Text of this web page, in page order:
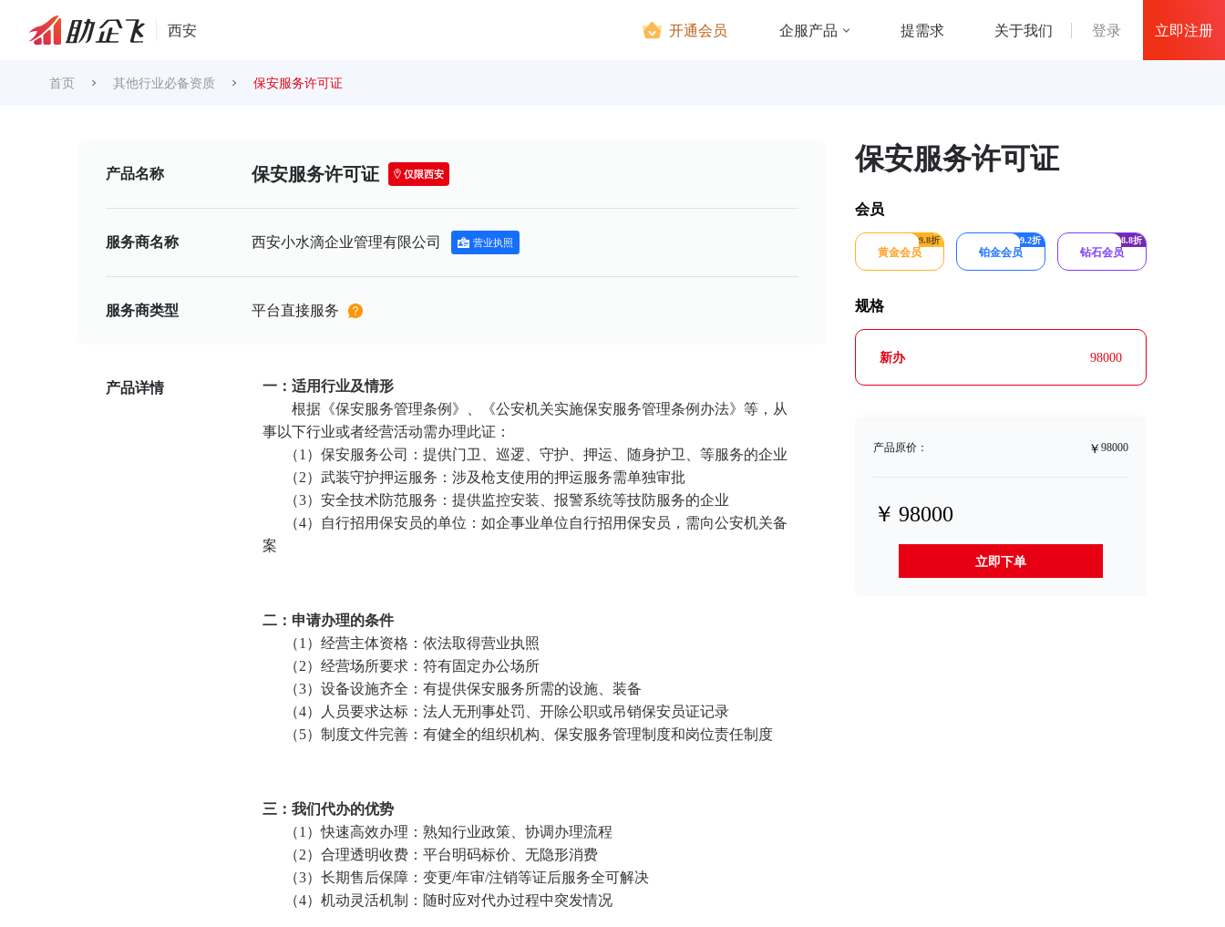
西安 开通会员 企服产品 提需求 关于我们 登录 立即注册
首页 其他行业必备资质 保安服务许可证
产品名称 保安服务许可证 仅限西安
服务商名称 西安小水滴企业管理有限公司 营业执照
服务商类型 平台直接服务
产品详情 一：适用行业及情形
根据《保安服务管理条例》、《公安机关实施保安服务管理条例办法》等，从
事以下行业或者经营活动需办理此证：
（1）保安服务公司：提供门卫、巡逻、守护、押运、随身护卫、等服务的企业
（2）武装守护押运服务：涉及枪支使用的押运服务需单独审批
（3）安全技术防范服务：提供监控安装、报警系统等技防服务的企业
（4）自行招用保安员的单位：如企事业单位自行招用保安员，需向公安机关备
案
二：申请办理的条件
（1）经营主体资格：依法取得营业执照
（2）经营场所要求：符有固定办公场所
（3）设备设施齐全：有提供保安服务所需的设施、装备
（4）人员要求达标：法人无刑事处罚、开除公职或吊销保安员证记录
（5）制度文件完善：有健全的组织机构、保安服务管理制度和岗位责任制度
三：我们代办的优势
（1）快速高效办理：熟知行业政策、协调办理流程
（2）合理透明收费：平台明码标价、无隐形消费
（3）长期售后保障：变更/年审/注销等证后服务全可解决
（4）机动灵活机制：随时应对代办过程中突发情况
保安服务许可证
会员
9.8折
黄金会员
9.2折
铂金会员
8.8折
钻石会员
规格
新办 98000
产品原价： ￥ 98000
￥ 98000
立即下单